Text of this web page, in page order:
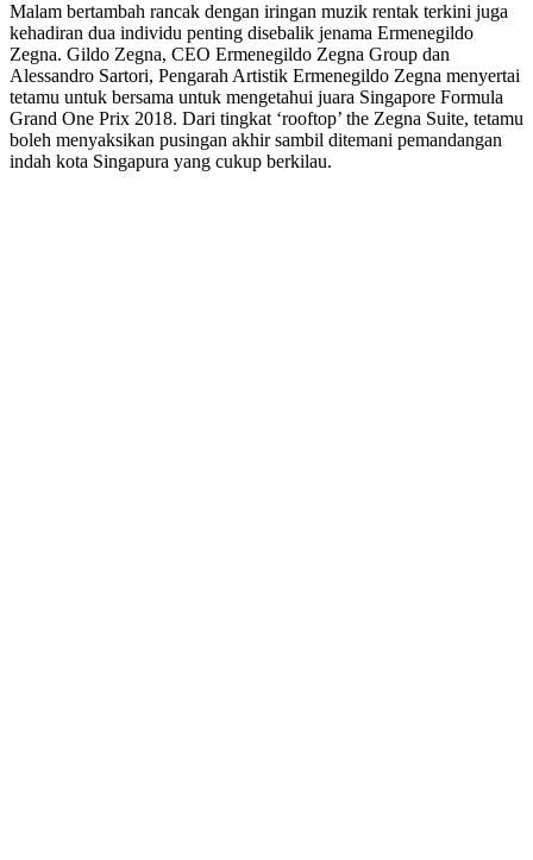
Malam bertambah rancak dengan iringan muzik rentak terkini juga
kehadiran dua individu penting disebalik jenama Ermenegildo
Zegna. Gildo Zegna, CEO Ermenegildo Zegna Group dan
Alessandro Sartori, Pengarah Artistik Ermenegildo Zegna menyertai
tetamu untuk bersama untuk mengetahui juara Singapore Formula
Grand One Prix 2018. Dari tingkat ‘rooftop’ the Zegna Suite, tetamu
boleh menyaksikan pusingan akhir sambil ditemani pemandangan
indah kota Singapura yang cukup berkilau.